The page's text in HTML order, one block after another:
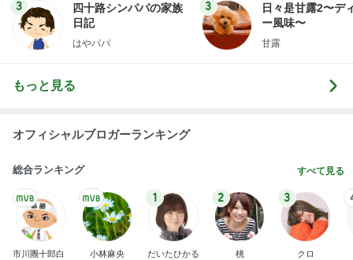
3
四十路シンパパの家族
日記
はやパパ
3
日々是甘露2〜デ
ー風味〜
甘露
もっと見る
オフィシャルブロガーランキング
総合ランキング すべて見る
市川團十郎白
小林麻央
1
だいたひかる
2
桃
3
クロ